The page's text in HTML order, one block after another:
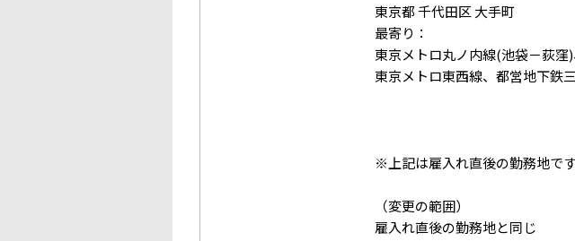
東京都 千代田区 大手町
最寄り：
東京メトロ丸ノ内線(池袋－荻窪
東京メトロ東西線、都営地下鉄
※上記は雇入れ直後の勤務地です
（変更の範囲）
雇入れ直後の勤務地と同じ